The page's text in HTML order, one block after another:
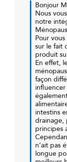
Bonjour
Nous
notre
Pour
sur le fait
produit
En effet,
façon
intestins
drainage,
principes
n’ait pas
longue